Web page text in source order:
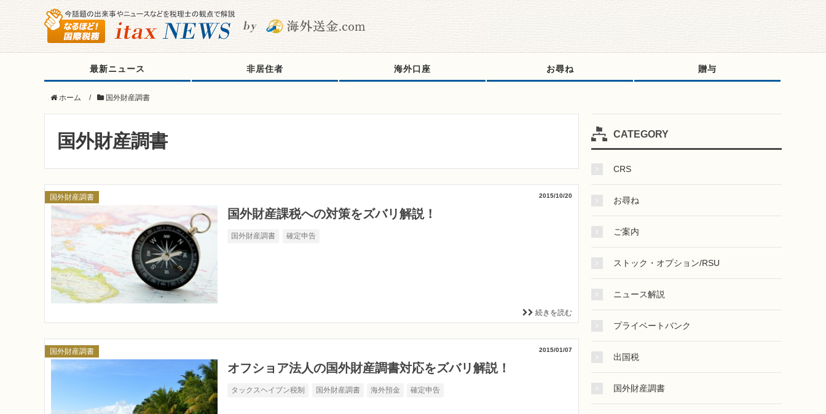
最新ニュース 非居住者 海外口座 お尋ね 贈与
ホーム / 国外財産調書
国外財産調書
国外財産調書 2015/10/20
国外財産課税への対策をズバリ解説！
国外財産調書 確定申告
続きを読む
国外財産調書 2015/01/07
オフショア法人の国外財産調書対応をズバリ解説！
タックスヘイブン税制 国外財産調書 海外預金 確定申告
CATEGORY
CRS
お尋ね
ご案内
ストック・オプション/RSU
ニュース解説
プライベートバンク
出国税
国外財産調書